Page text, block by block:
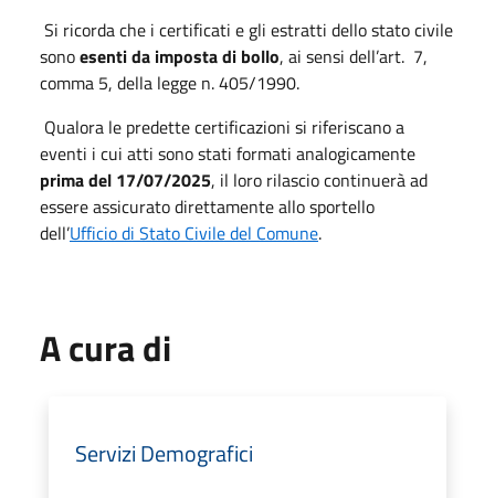
Si ricorda che i certificati e gli estratti dello stato civile
sonoesenti da imposta di bollo, ai sensi dell’art. ​ 7,
comma 5, della legge n. 405/1990.
Qualora le predette certificazioni si riferiscano a
eventi i cui atti sono stati formati analogicamente
prima del 17/07/2025, il loro rilascio continuerà ad
essere assicurato direttamente allo sportello
dell’Ufficio di Stato Civile del Comune.
A cura di
Servizi Demografici